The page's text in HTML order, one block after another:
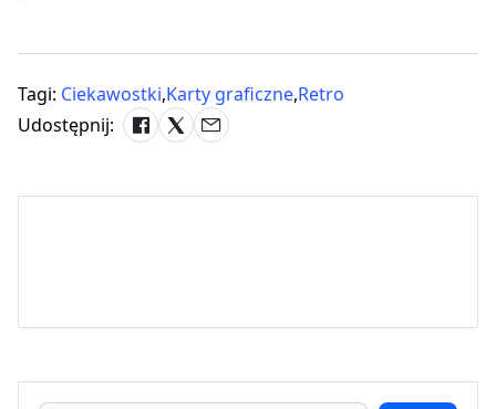
Tagi: Ciekawostki,Karty graficzne,Retro
Udostępnij: